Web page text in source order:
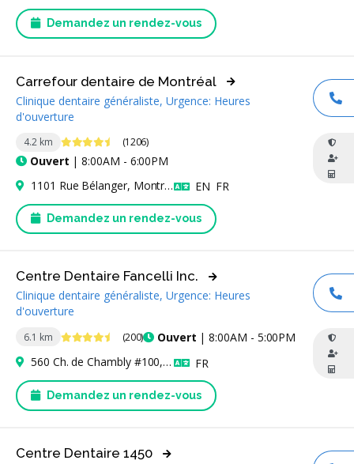
Demandez un rendez-vous
4.2 km 4.5 étoiles (1206)
Ouvert | 8:00AM - 6:00PM
Carrefour dentaire de Montréal
Clinique dentaire généraliste, Urgence: Heures
d'ouverture
Demandez un rendez-vous
1101 Rue Bélanger, Montréal, QC H2S 1H6, Canada EN Anglais
FR
6.1 km 4.6 étoiles (200) Ouvert | 8:00AM - 5:00PM
Centre Dentaire Fancelli Inc.
Clinique dentaire généraliste, Urgence: Heures
d'ouverture
Demandez un rendez-vous
560 Ch. de Chambly #100, Longueuil, QC J4H 3L8, Canada FR
Centre Dentaire 1450